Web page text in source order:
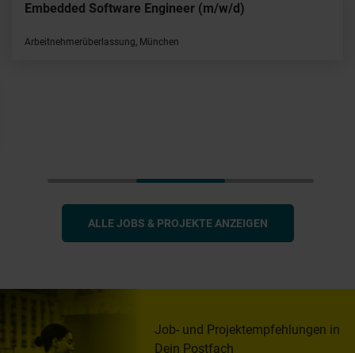
Embedded Software Engineer (m/w/d)
Arbeitnehmerüberlassung, München
ALLE JOBS & PROJEKTE ANZEIGEN
Job- und Projektempfehlungen in
Dein Postfach